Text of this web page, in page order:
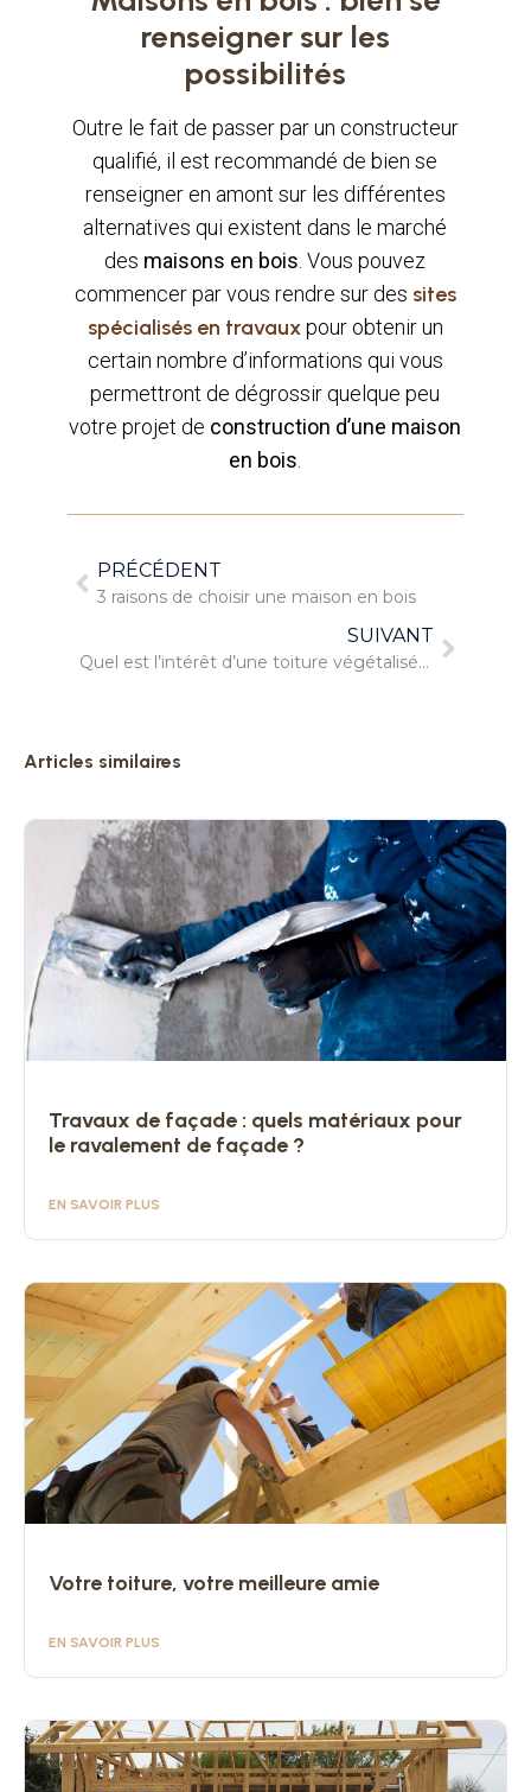
renseigner sur les
possibilités
Outre le fait de passer par un constructeur
qualifié, il est recommandé de bien se
renseigner en amont sur les différentes
alternatives qui existent dans le marché
des maisons en bois . Vous pouvez
commencer par vous rendre sur des sites
spécialisés en travauxpour obtenir un
certain nombre d’informations qui vous
permettront de dégrossir quelque peu
votre projet de construction d’une maison
en bois
PRÉCÉDENT
3 raisons de choisir une maison en bois
SUIVANT
Quel est l’intérêt d’une toiture végétalisée ?
Articles similaires
Travaux de façade : quels matériaux pour
le ravalement de façade ?
EN SAVOIR PLUS
Votre toiture, votre meilleure amie
EN SAVOIR PLUS